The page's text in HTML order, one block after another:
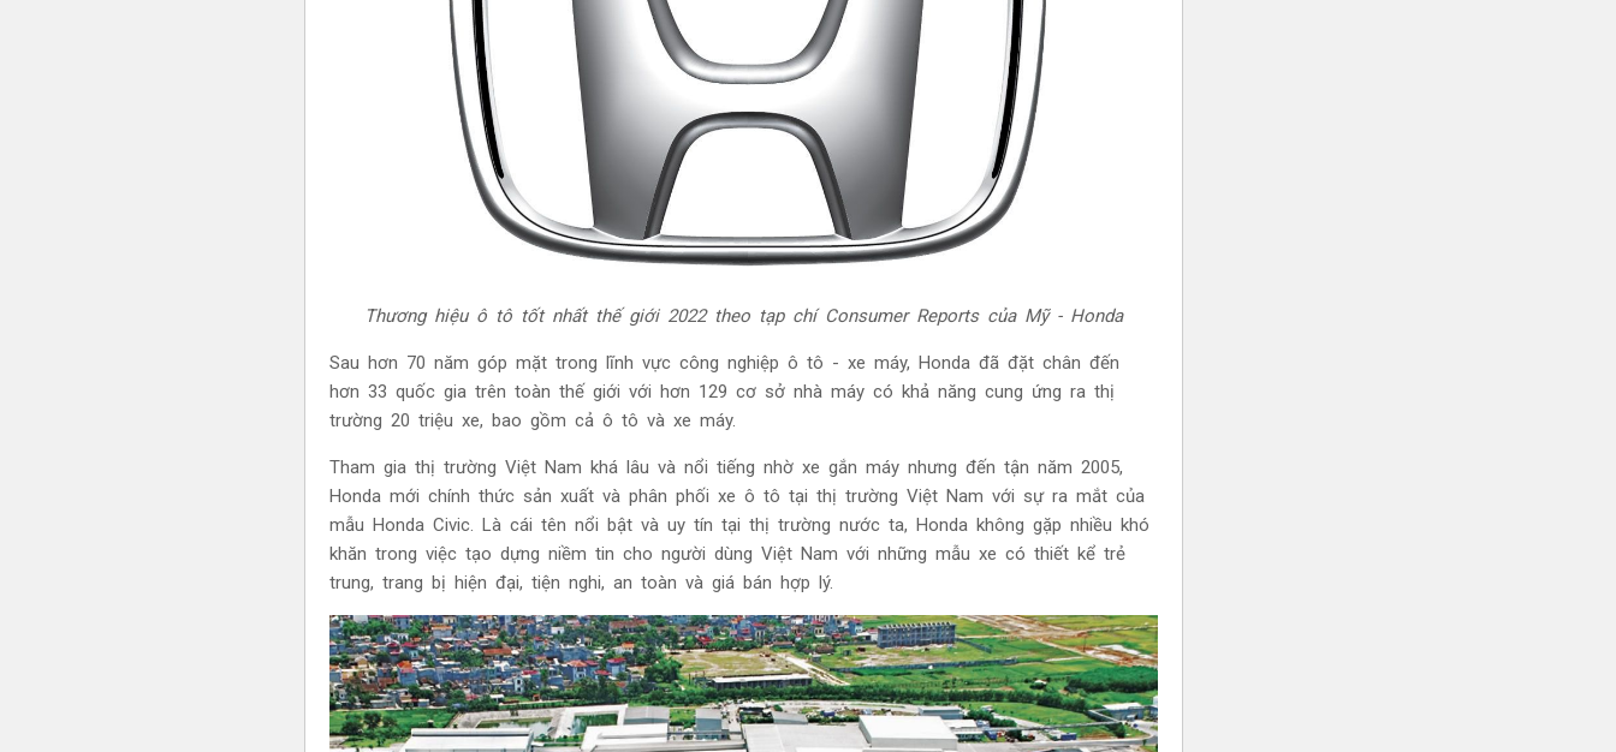
Thương hiệu ô tô tốt nhất thế giới 2022 theo tạp chí Consumer Reports của Mỹ - Honda
Sau hơn 70 năm góp mặt trong lĩnh vực công nghiệp ô tô - xe máy, Honda đã đặt chân đến
hơn 33 quốc gia trên toàn thế giới với hơn 129 cơ sở nhà máy có khả năng cung ứng ra thị
trường 20 triệu xe, bao gồm cả ô tô và xe máy.
Tham gia thị trường Việt Nam khá lâu và nổi tiếng nhờ xe gắn máy nhưng đến tận năm 2005,
Honda mới chính thức sản xuất và phân phối xe ô tô tại thị trường Việt Nam với sự ra mắt của
mẫu Honda Civic. Là cái tên nổi bật và uy tín tại thị trường nước ta, Honda không gặp nhiều khó
khăn trong việc tạo dựng niềm tin cho người dùng Việt Nam với những mẫu xe có thiết kể trẻ
trung, trang bị hiện đại, tiện nghi, an toàn và giá bán hợp lý.